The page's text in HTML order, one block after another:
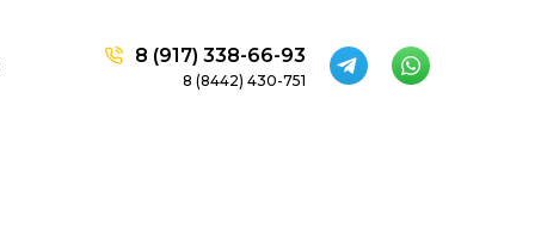
8 (8442) 430-751
8 (917) 338-66-93